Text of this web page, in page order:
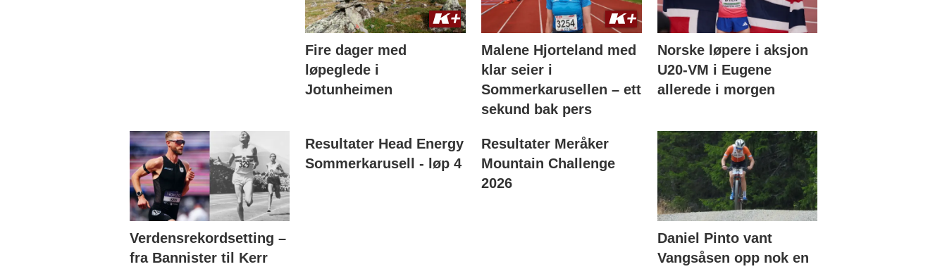
Fire dager med
løpeglede i
Jotunheimen
Malene Hjorteland med
klar seier i
Sommerkarusellen – ett
sekund bak pers
Norske løpere i aksjon
U20-VM i Eugene
allerede i morgen
Verdensrekordsetting –
fra Bannister til Kerr
Resultater Head Energy
Sommerkarusell - løp 4
Resultater Meråker
Mountain Challenge
2026
Daniel Pinto vant
Vangsåsen opp nok en